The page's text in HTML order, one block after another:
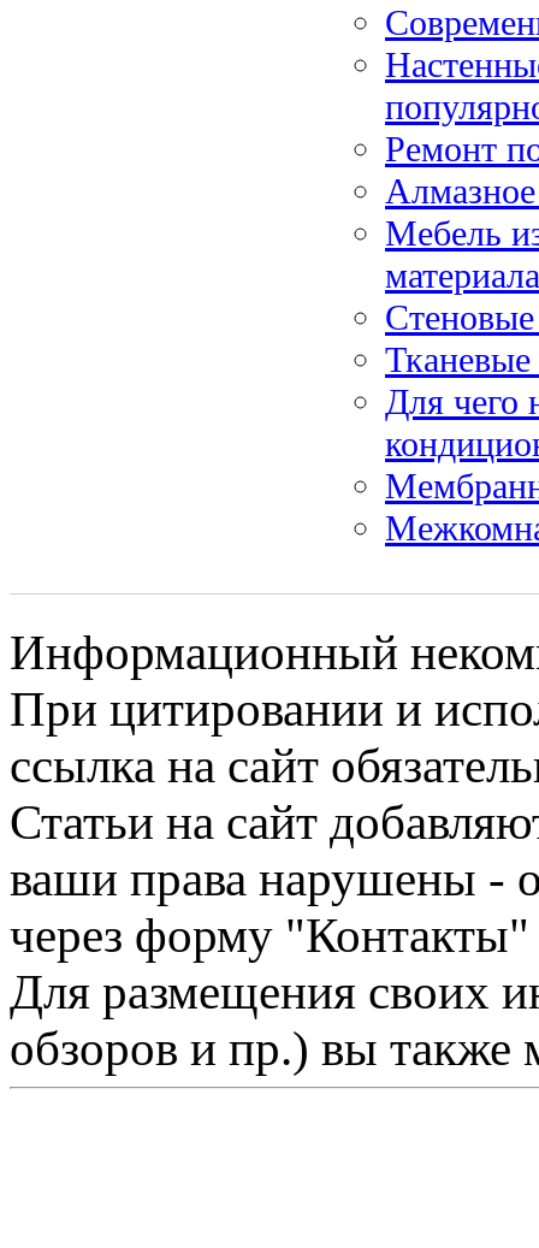
Ремонт
Мебель
материала
Для чего
Информационный
При цитировании и
ссылка на сайт
Статьи на сайт
ваши права нарушены -
через форму "Контакты"
Для размещения своих
обзоров и пр.) вы также